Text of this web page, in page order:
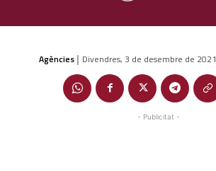
Agències | Divendres, 3 de desembre de 2021
- Publicitat -